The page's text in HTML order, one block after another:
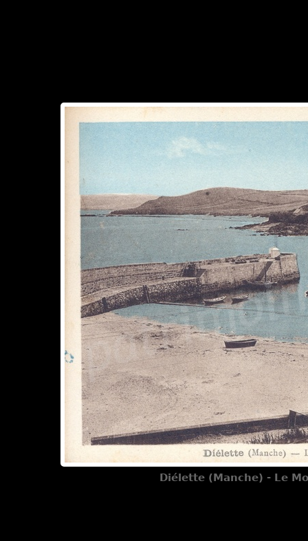
Diélette (Manche) - Le